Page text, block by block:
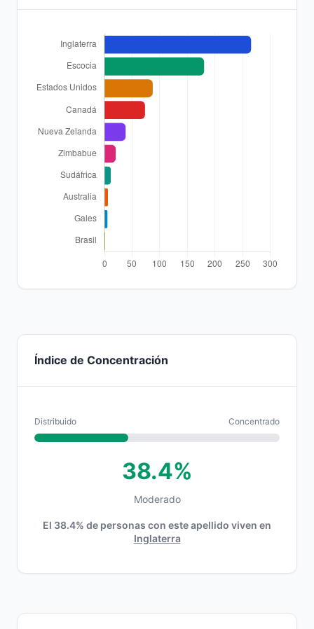
Índice de Concentración
Distribuido Concentrado
38.4%
Moderado
El 38.4% de personas con este apellido viven en
Inglaterra